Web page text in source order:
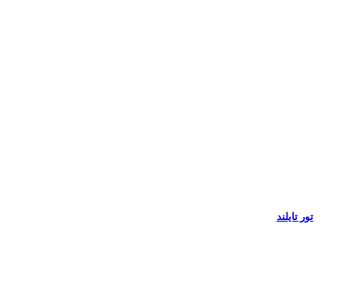
تور تایلند